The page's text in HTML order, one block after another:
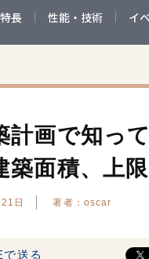
特長 性能・技術 イ
計画で知っ
築面積、上
日 著者：oscar